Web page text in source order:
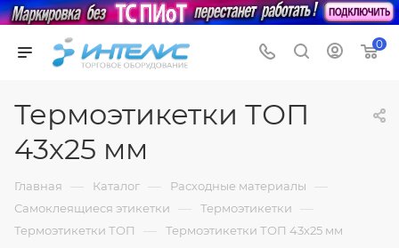
0
Термоэтикетки ТОП
43х25 мм
Главная — Каталог — Расходные материалы —
Самоклеящиеся этикетки — Термоэтикетки —
Термоэтикетки ТОП — Термоэтикетки ТОП 43х25 мм